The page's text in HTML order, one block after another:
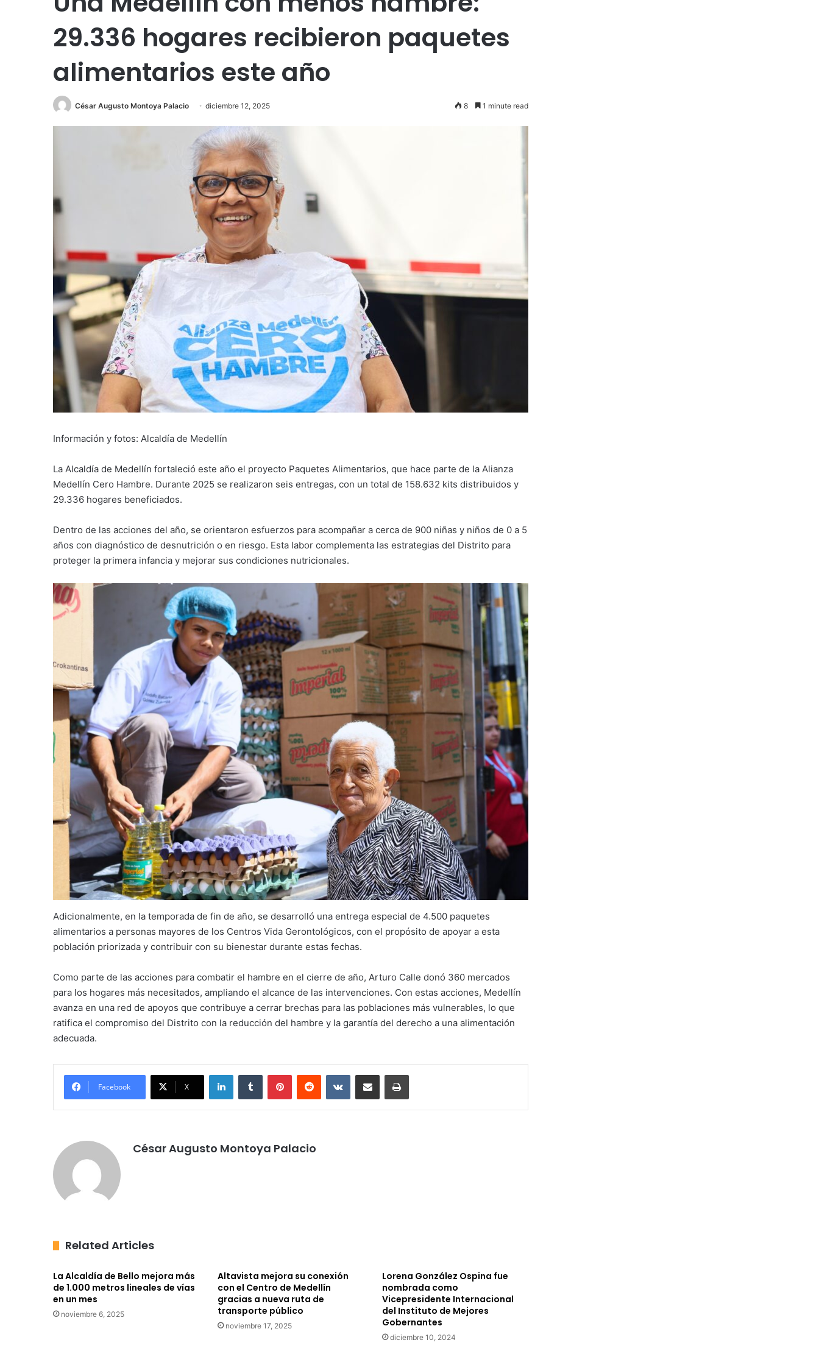
29.336 hogares recibieron paquetes
alimentarios este año
César Augusto Montoya Palacio diciembre 12, 2025 8 1 minute read
Información y fotos: Alcaldía de Medellín
La Alcaldía de Medellín fortaleció este año el proyecto Paquetes Alimentarios, que hace parte de la Alianza
Medellín Cero Hambre. Durante 2025 se realizaron seis entregas, con un total de 158.632 kits distribuidos y
29.336 hogares beneficiados.
Dentro de las acciones del año, se orientaron esfuerzos para acompañar a cerca de 900 niñas y niños de 0 a 5
años con diagnóstico de desnutrición o en riesgo. Esta labor complementa las estrategias del Distrito para
proteger la primera infancia y mejorar sus condiciones nutricionales.
Adicionalmente, en la temporada de fin de año, se desarrolló una entrega especial de 4.500 paquetes
alimentarios a personas mayores de los Centros Vida Gerontológicos, con el propósito de apoyar a esta
población priorizada y contribuir con su bienestar durante estas fechas.
Como parte de las acciones para combatir el hambre en el cierre de año, Arturo Calle donó 360 mercados
para los hogares más necesitados, ampliando el alcance de las intervenciones. Con estas acciones, Medellín
avanza en una red de apoyos que contribuye a cerrar brechas para las poblaciones más vulnerables, lo que
ratifica el compromiso del Distrito con la reducción del hambre y la garantía del derecho a una alimentación
adecuada.
Facebook X
LinkedInTumblr PinterestReddit VKontakteShare via Email Print
César Augusto Montoya Palacio
Related Articles
La Alcaldía de Bello mejora más
de 1.000 metros lineales de vías
en un mes
noviembre 6, 2025
Altavista mejora su conexión
con el Centro de Medellín
gracias a nueva ruta de
transporte público
noviembre 17, 2025
Lorena González Ospina fue
nombrada como
Vicepresidente Internacional
del Instituto de Mejores
Gobernantes
diciembre 10, 2024